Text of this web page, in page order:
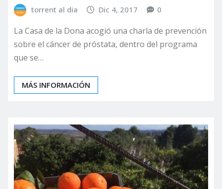
torrent al dia Dic 4, 2017 0
La Casa de la Dona acogió una charla de prevención
sobre el cáncer de próstata, dentro del programa
que se…
MÁS INFORMACIÓN